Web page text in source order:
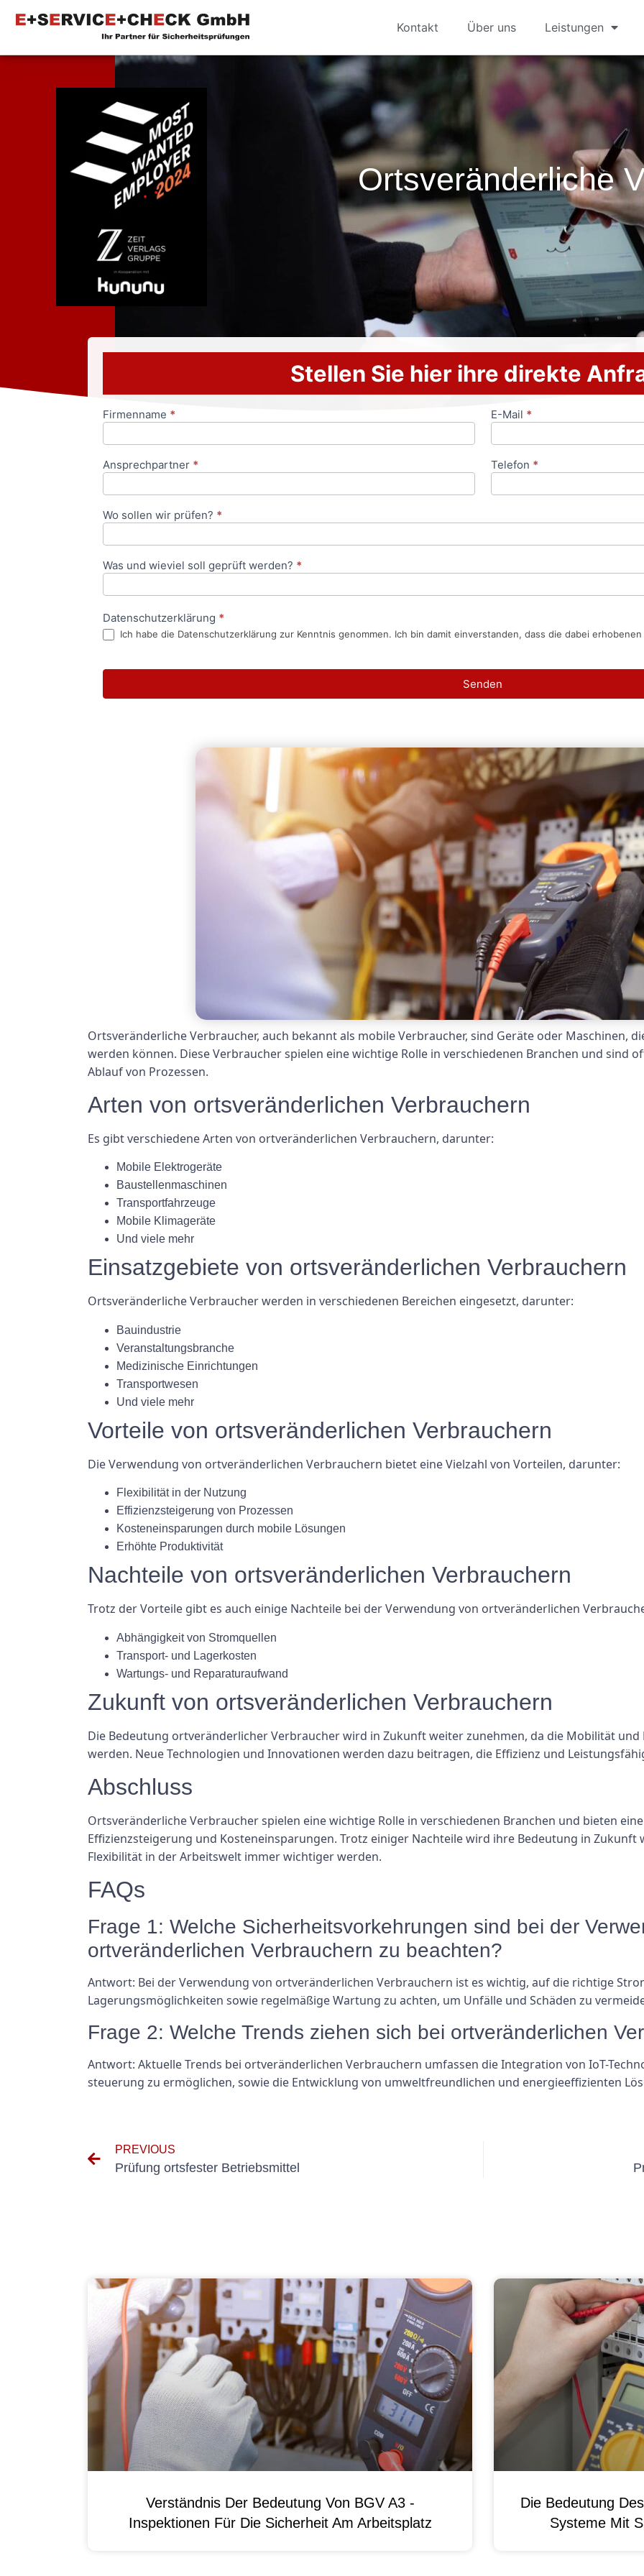
Kontakt Über uns Leistungen
Ortsveränderliche
Stellen Sie hier ihre direkte
Anfrageformular
Firmenname * E-Mail *
Ansprechpartner * Telefon *
Wo sollen wir prüfen? *
Was und wieviel soll geprüft werden? *
Datenschutzerklärung *
Ich habe die Datenschutzerklärung zur Kenntnis genommen. Ich bin damit einverstanden, dass die dabei
Senden
Ortsveränderliche Verbraucher, auch bekannt als mobile Verbraucher, sind Geräte oder Maschinen,
werden können. Diese Verbraucher spielen eine wichtige Rolle in verschiedenen Branchen und sind
Ablauf von Prozessen.
Arten von ortsveränderlichen Verbrauchern
Es gibt verschiedene Arten von ortveränderlichen Verbrauchern, darunter:
Mobile Elektrogeräte
Baustellenmaschinen
Transportfahrzeuge
Mobile Klimageräte
Und viele mehr
Einsatzgebiete von ortsveränderlichen Verbrauchern
Ortsveränderliche Verbraucher werden in verschiedenen Bereichen eingesetzt, darunter:
Bauindustrie
Veranstaltungsbranche
Medizinische Einrichtungen
Transportwesen
Und viele mehr
Vorteile von ortsveränderlichen Verbrauchern
Die Verwendung von ortveränderlichen Verbrauchern bietet eine Vielzahl von Vorteilen, darunter:
Flexibilität in der Nutzung
Effizienzsteigerung von Prozessen
Kosteneinsparungen durch mobile Lösungen
Erhöhte Produktivität
Nachteile von ortsveränderlichen Verbrauchern
Trotz der Vorteile gibt es auch einige Nachteile bei der Verwendung von ortveränderlichen
Abhängigkeit von Stromquellen
Transport- und Lagerkosten
Wartungs- und Reparaturaufwand
Zukunft von ortsveränderlichen Verbrauchern
Die Bedeutung ortveränderlicher Verbraucher wird in Zukunft weiter zunehmen, da die Mobilität
werden. Neue Technologien und Innovationen werden dazu beitragen, die Effizienz und
Abschluss
Ortsveränderliche Verbraucher spielen eine wichtige Rolle in verschiedenen Branchen und bieten
Effizienzsteigerung und Kosteneinsparungen. Trotz einiger Nachteile wird ihre Bedeutung in
Flexibilität in der Arbeitswelt immer wichtiger werden.
FAQs
Frage 1: Welche Sicherheitsvorkehrungen sind bei der
ortveränderlichen Verbrauchern zu beachten?
Antwort: Bei der Verwendung von ortveränderlichen Verbrauchern ist es wichtig, auf die richtige
Lagerungsmöglichkeiten sowie regelmäßige Wartung zu achten, um Unfälle und Schäden zu
Frage 2: Welche Trends ziehen sich bei ortveränderlichen
Antwort: Aktuelle Trends bei ortveränderlichen Verbrauchern umfassen die Integration von IoT-
steuerung zu ermöglichen, sowie die Entwicklung von umweltfreundlichen und energieeffizienten
PREVIOUS
Prüfung ortsfester Betriebsmittel
Verständnis Der Bedeutung Von BGV A3 -
Inspektionen Für Die Sicherheit Am Arbeitsplatz
Die Bedeutung
Systeme Mit